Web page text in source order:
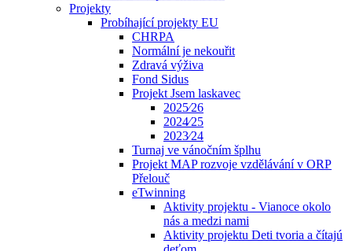
Projekty
Probíhající projekty EU
CHRPA
Normální je nekouřit
Zdravá výživa
Fond Sidus
Projekt Jsem laskavec
2025⁄26
2024⁄25
2023⁄24
Turnaj ve vánočním šplhu
Projekt MAP rozvoje vzdělávání v ORP
Přelouč
eTwinning
Aktivity projektu - Vianoce okolo
nás a medzi nami
Aktivity projektu Deti tvoria a čítajú